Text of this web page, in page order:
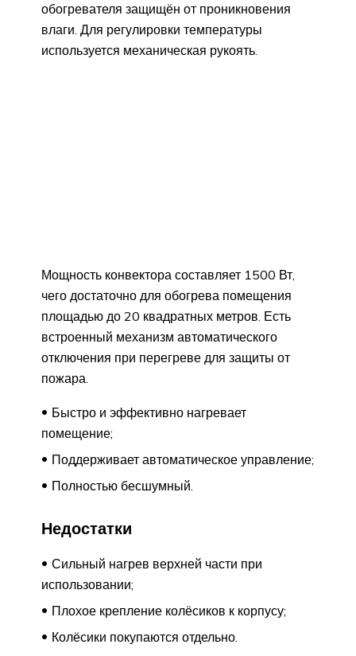
обогревателя защищён от проникновения
влаги. Для регулировки температуры
используется механическая рукоять.
Мощность конвектора составляет 1500 Вт,
чего достаточно для обогрева помещения
площадью до 20 квадратных метров. Есть
встроенный механизм автоматического
отключения при перегреве для защиты от
пожара.
Быстро и эффективно нагревает
помещение;
Поддерживает автоматическое управление;
Полностью бесшумный.
Недостатки
Сильный нагрев верхней части при
использовании;
Плохое крепление колёсиков к корпусу;
Колёсики покупаются отдельно.